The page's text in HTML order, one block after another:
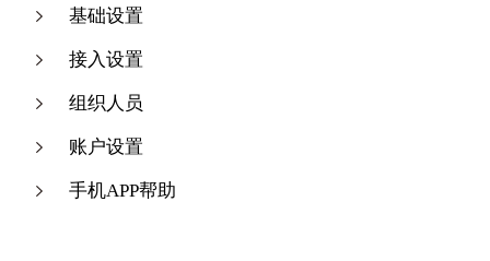
基础设置
接入设置
组织人员
账户设置
手机APP帮助